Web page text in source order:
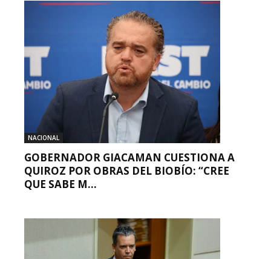
NACIONAL
GOBERNADOR GIACAMAN CUESTIONA A
QUIROZ POR OBRAS DEL BIOBÍO: “CREE
QUE SABE M...